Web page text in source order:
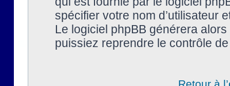
spécifier votre nom d’utilisateur
Le logiciel phpBB générera
puissiez reprendre le contrôle